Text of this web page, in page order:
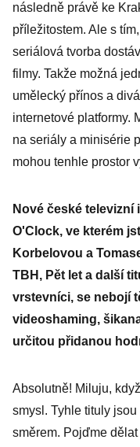
následně právě ke
příležitostem. Ale s
seriálová tvorba
filmy. Takže možná
umělecký přínos a
internetové platformy.
na seriály a minisérie
mohou tenhle prostor
Nové české televizní
O'Clock, ve kterém
Korbelovou a
TBH, Pět let a další
vrstevníci, se nebojí
videoshaming,
určitou přidanou
Absolutně! Miluju,
smysl. Tyhle tituly
směrem. Pojďme